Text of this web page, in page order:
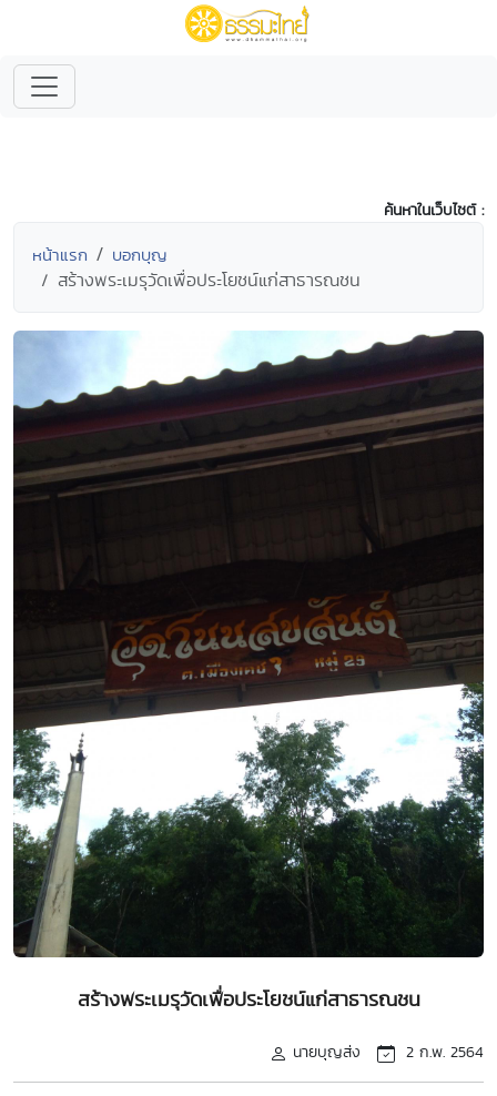
ค้นหาในเว็บไซต์ :
หน้าแรก บอกบุญ
สร้างพระเมรุวัดเพื่อประโยชน์แก่สาธารณชน
สร้างพระเมรุวัดเพื่อประโยชน์แก่สาธารณชน
นายบุญส่ง 2 ก.พ. 2564